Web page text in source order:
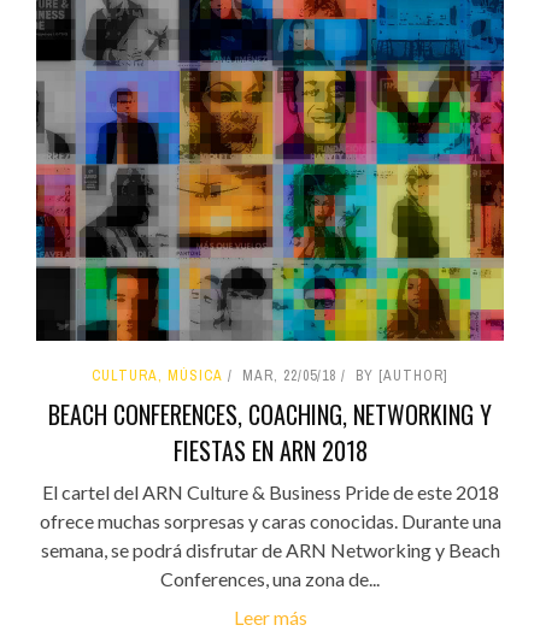
CULTURA, MÚSICA MAR, 22/05/18 BY [AUTHOR]
BEACH CONFERENCES, COACHING, NETWORKING Y
FIESTAS EN ARN 2018
El cartel del ARN Culture & Business Pride de este 2018
ofrece muchas sorpresas y caras conocidas. Durante una
semana, se podrá disfrutar de ARN Networking y Beach
Conferences, una zona de...
Leer más